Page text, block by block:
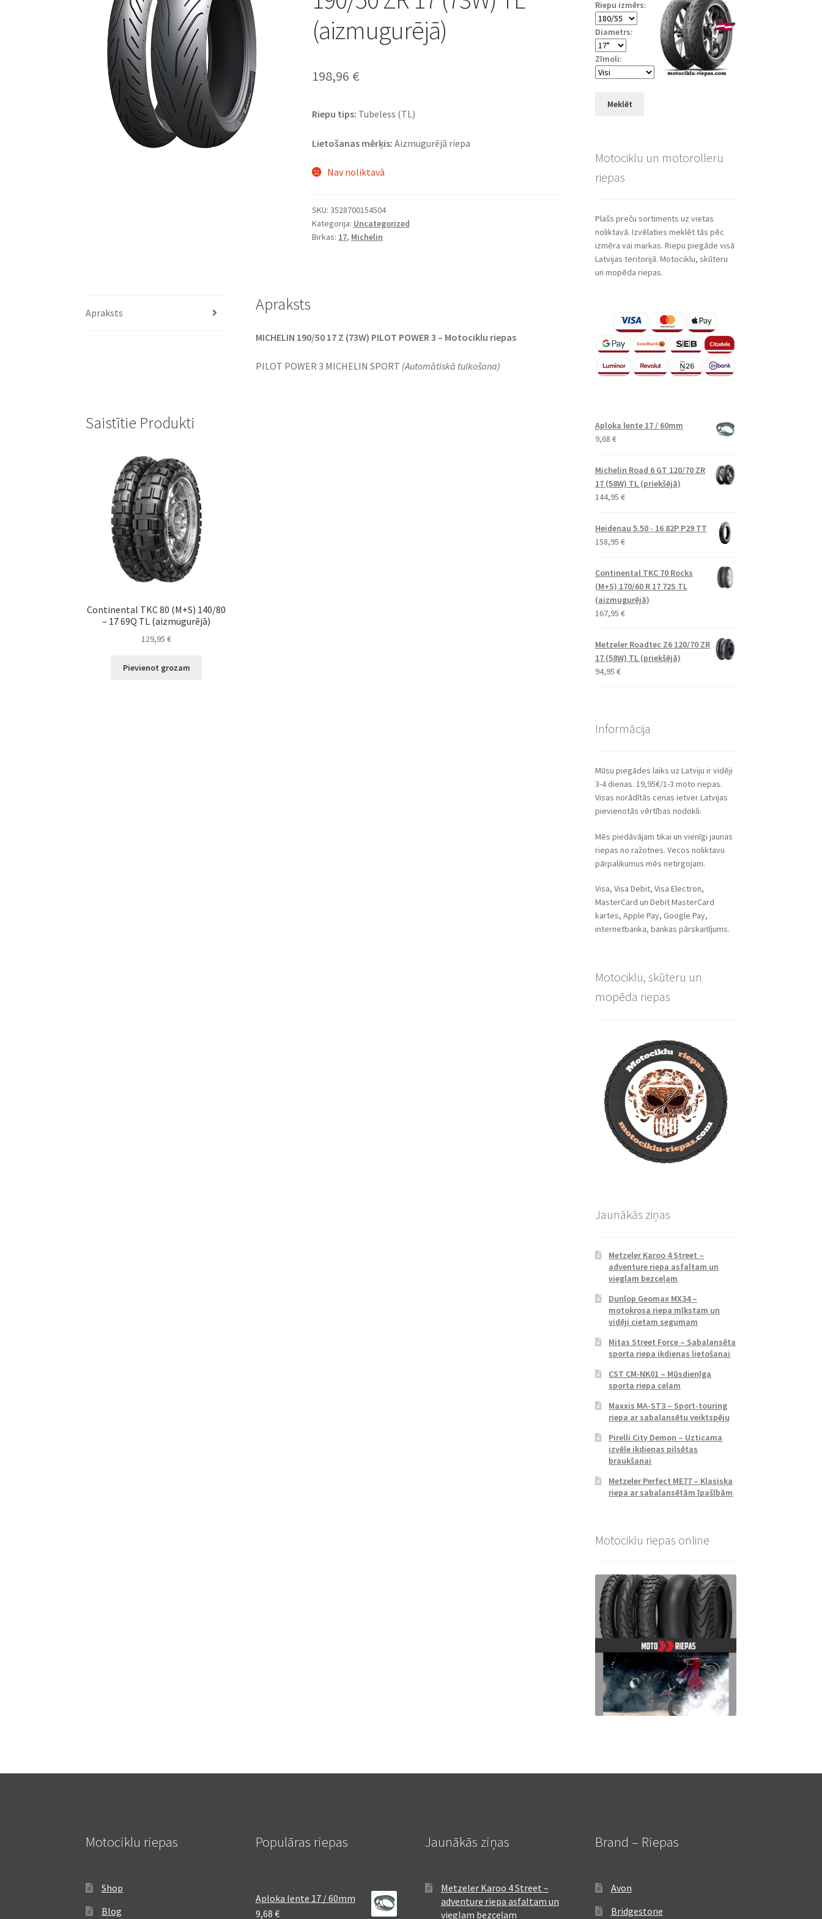
(aizmugurējā)
198,96 €
Riepu tips: Tubeless (TL)
Lietošanas mērķis: Aizmugurējā riepa
Nav noliktavā
SKU:3528700154504
Kategorija: Uncategorized
Birkas: 17, Michelin
Apraksts Apraksts
MICHELIN 190/50 17 Z (73W) PILOT POWER 3 – Motociklu riepas
PILOT POWER 3 MICHELIN SPORT (Automātiskā tulkošana)
Saistītie Produkti
Continental TKC 80 (M+S) 140/80
– 17 69Q TL (aizmugurējā)
129,95€
Pievienot grozam
Riepu izmērs:
Diametrs:
Zīmoli:
Meklēt
Motociklu un motorolleru
riepas
Plašs preču sortiments uz vietas
noliktavā. Izvēlaties meklēt tās pēc
izmēra vai markas. Riepu piegāde visā
Latvijas teritorijā. Motociklu, skūteru
un mopēda riepas.
Aploka lente 17 / 60mm
9,68 €
Michelin Road 6 GT 120/70 ZR
17 (58W) TL (priekšējā)
144,95 €
Heidenau 5.50 - 16 82P P29 TT
158,95 €
Continental TKC 70 Rocks
(M+S) 170/60 R 17 72S TL
(aizmugurējā)
167,95 €
Metzeler Roadtec Z6 120/70 ZR
17 (58W) TL (priekšējā)
94,95 €
Informācija
Mūsu piegādes laiks uz Latviju ir vidēji
3-4 dienas. 19,95€/1-3 moto riepas.
Visas norādītās cenas ietver Latvijas
pievienotās vērtības nodokli.
Mēs piedāvājam tikai un vienīgi jaunas
riepas no ražotnes. Vecos noliktavu
pārpalikumus mēs netirgojam.
Visa, Visa Debit, Visa Electron,
MasterCard un Debit MasterCard
kartes, Apple Pay, Google Pay,
internetbanka, bankas pārskaitījums.
Motociklu, skūteru un
mopēda riepas
Jaunākās ziņas
Metzeler Karoo 4 Street –
adventure riepa asfaltam un
vieglam bezceļam
Dunlop Geomax MX34 –
motokrosa riepa mīkstam un
vidēji cietam segumam
Mitas Street Force – Sabalansēta
sporta riepa ikdienas lietošanai
CST CM-NK01 – Mūsdienīga
sporta riepa ceļam
Maxxis MA-ST3 – Sport-touring
riepa ar sabalansētu veiktspēju
Pirelli City Demon – Uzticama
izvēle ikdienas pilsētas
braukšanai
Metzeler Perfect ME77 – Klasiska
riepa ar sabalansētām īpašībām
Motociklu riepas online
Motociklu riepas
Shop
Blog
Populāras riepas
Aploka lente 17 / 60mm
9,68 €
Jaunākās ziņas
Metzeler Karoo 4 Street –
adventure riepa asfaltam un
vieglam bezceļam
Brand – Riepas
Avon
Bridgestone